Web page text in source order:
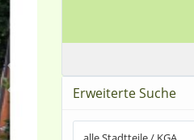
Erweiterte Suche